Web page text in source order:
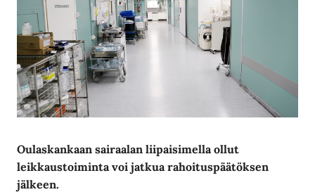
Oulaskankaan sairaalan liipaisimella ollut
leikkaustoiminta voi jatkua rahoituspäätöksen
jälkeen.